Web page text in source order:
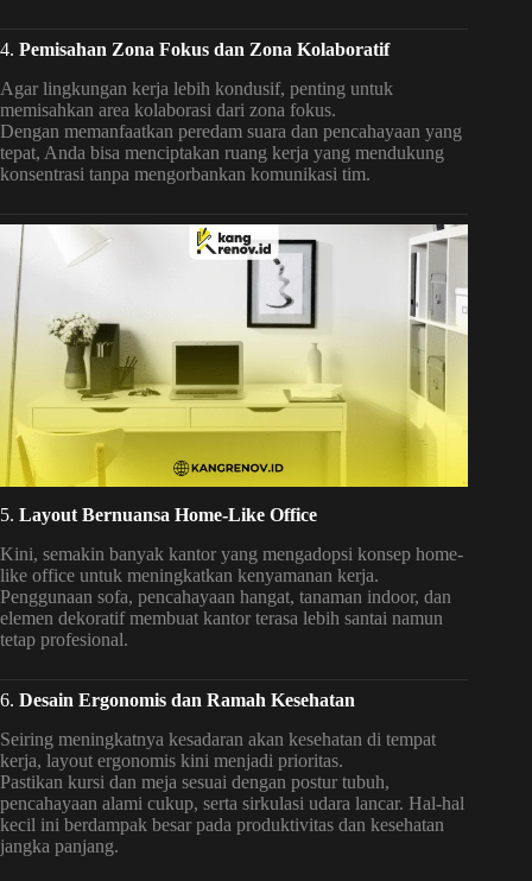
4. Pemisahan Zona Fokus dan Zona Kolaboratif
Agar lingkungan kerja lebih kondusif, penting untuk
memisahkan area kolaborasi dari zona fokus.
Dengan memanfaatkan peredam suara dan pencahayaan yang
tepat, Anda bisa menciptakan ruang kerja yang mendukung
konsentrasi tanpa mengorbankan komunikasi tim.
5. Layout Bernuansa Home-Like Office
Kini, semakin banyak kantor yang mengadopsi konsep home-
like office untuk meningkatkan kenyamanan kerja.
Penggunaan sofa, pencahayaan hangat, tanaman indoor, dan
elemen dekoratif membuat kantor terasa lebih santai namun
tetap profesional.
6. Desain Ergonomis dan Ramah Kesehatan
Seiring meningkatnya kesadaran akan kesehatan di tempat
kerja, layout ergonomis kini menjadi prioritas.
Pastikan kursi dan meja sesuai dengan postur tubuh,
pencahayaan alami cukup, serta sirkulasi udara lancar. Hal-hal
kecil ini berdampak besar pada produktivitas dan kesehatan
jangka panjang.